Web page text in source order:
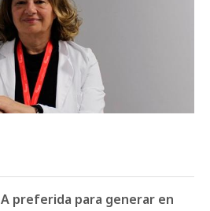
preferida para generar en